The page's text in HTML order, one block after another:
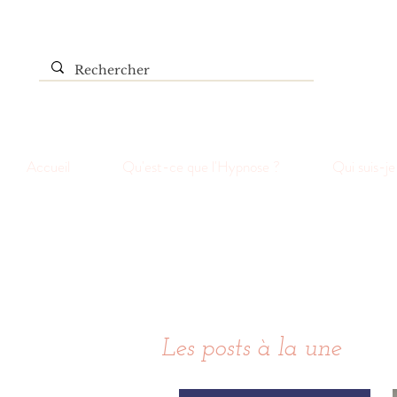
Accueil Qu'est-ce que l'Hypnose ? Qui suis-je
Les posts à la une